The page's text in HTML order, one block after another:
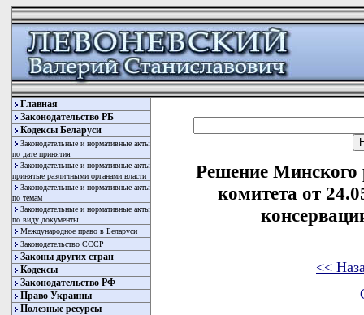
Главная
Законодательство РБ
Кодексы Беларуси
Законодательные и нормативные акты
по дате принятия
Законодательные и нормативные акты
принятые различными органами власти
Законодательные и нормативные акты
по темам
Законодательные и нормативные акты
по виду документы
Международное право в Беларуси
Законодательство СССР
Законы других стран
Кодексы
Законодательство РФ
Право Украины
Полезные ресурсы
Решение Минского
комитета от
<<